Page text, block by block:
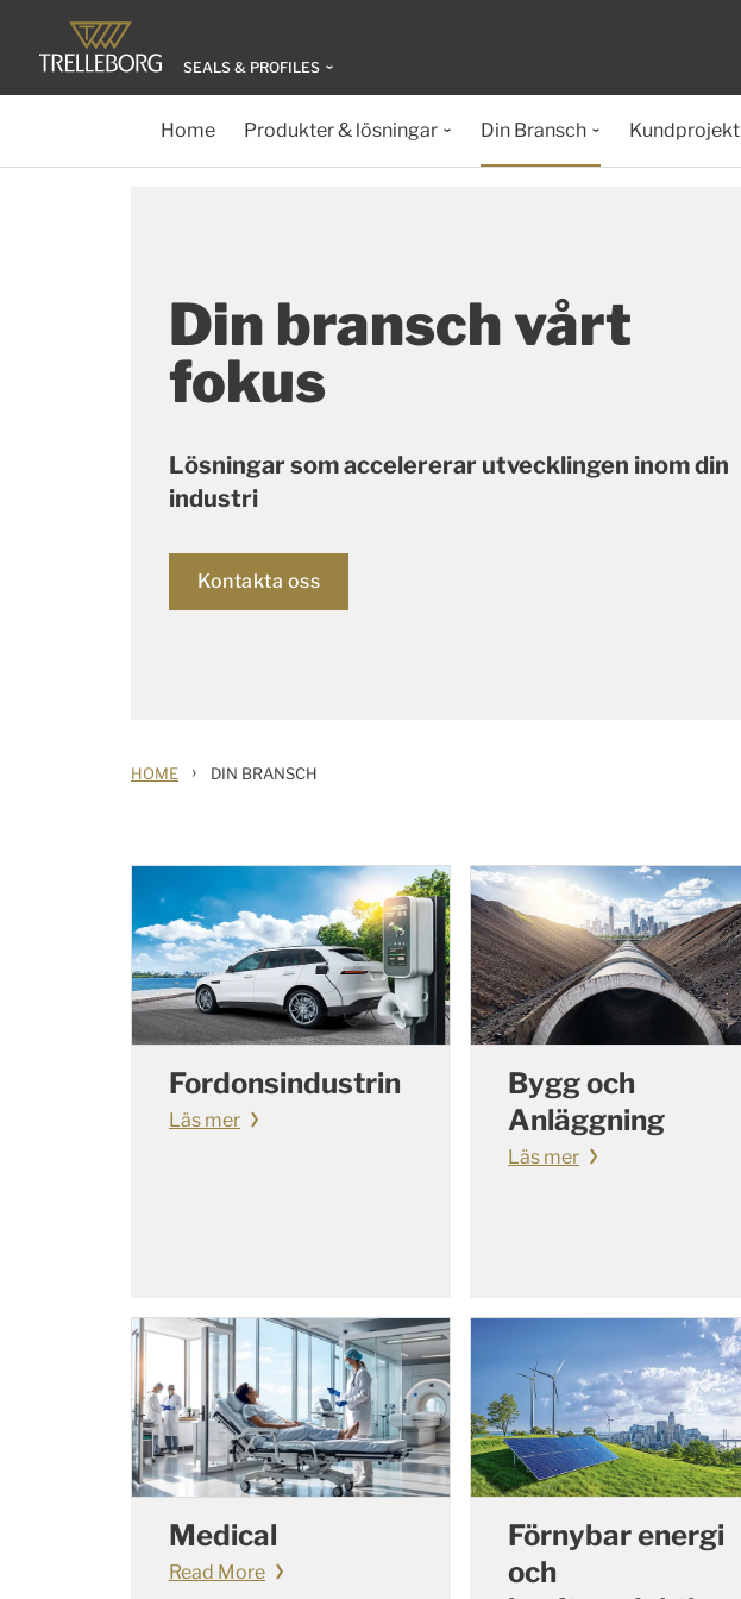
SEALS & PROFILES
Home Produkter & lösningar Din Bransch Kundprojekt
Din bransch vårt
fokus
Lösningar som accelererar utvecklingen inom din
industri
Kontakta oss
HOME › DIN BRANSCH
Fordonsindustrin
Läs mer
Bygg och
Anläggning
Läs mer
Medical
Read More
Förnybar energi
och